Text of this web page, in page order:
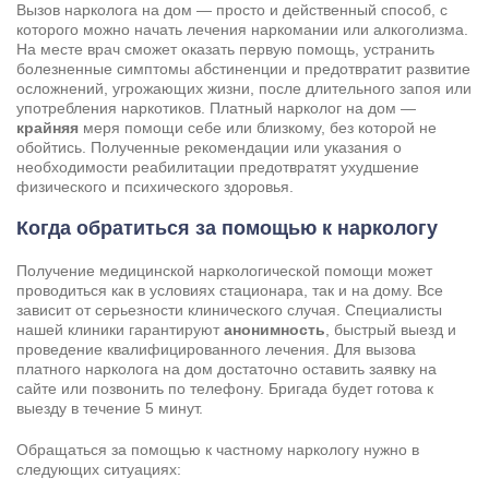
Вызов нарколога на дом — просто и действенный способ, с
которого можно начать лечения наркомании или алкоголизма.
На месте врач сможет оказать первую помощь, устранить
болезненные симптомы абстиненции и предотвратит развитие
осложнений, угрожающих жизни, после длительного запоя или
употребления наркотиков. Платный нарколог на дом —
крайняя меря помощи себе или близкому, без которой не
обойтись. Полученные рекомендации или указания о
необходимости реабилитации предотвратят ухудшение
физического и психического здоровья.
Когда обратиться за помощью к наркологу
Получение медицинской наркологической помощи может
проводиться как в условиях стационара, так и на дому. Все
зависит от серьезности клинического случая. Специалисты
нашей клиники гарантируют анонимность , быстрый выезд и
проведение квалифицированного лечения. Для вызова
платного нарколога на дом достаточно оставить заявку на
сайте или позвонить по телефону. Бригада будет готова к
выезду в течение 5 минут.
Обращаться за помощью к частному наркологу нужно в
следующих ситуациях:
Бесплатная консультация
Оставьте данные и мы вам перезвоним!
Поиск по сайту
Задать вопрос
Задайте свой вопрос и мы ответим вам